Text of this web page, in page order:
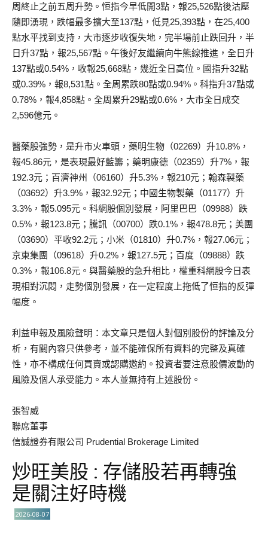
周終止之前五周升勢。恒指今早低開3點，報25,526點後沽壓
隨即湧現，跌幅最多擴大至137點，低見25,393點，在25,400
點水平找到支持，大市逐步收復失地，完半場前止跌回升，半
日升37點，報25,567點。午後好友繼續向牛熊線推進，全日升
137點或0.54%，收報25,668點，幾近全日高位。國指升32點
或0.39%，報8,531點。全周累跌80點或0.94%。科指升37點或
0.78%，報4,858點。全周累升29點或0.6%，大市全日成交
2,596億元。
醫藥股強勢，是升市火車頭，藥明生物（02269）升10.8%，
報45.86元，是表現最好藍籌；藥明康德（02359）升7%，報
192.3元；百濟神州（06160）升5.3%，報210元；翰森製藥
（03692）升3.9%，報32.92元；中國生物製藥（01177）升
3.3%，報5.095元。科網股個別發展，阿里巴巴（09988）跌
0.5%，報123.8元；騰訊（00700）跌0.1%，報478.8元；美團
（03690）平收92.2元；小米（01810）升0.7%，報27.06元；
京東集團（09618）升0.2%，報127.5元；百度（09888）跌
0.3%，報106.8元。與醫藥股的急升相比，權重科網股今日表
現相對沉悶，走勢個別發展，在一定程度上拖低了恒指的反彈
幅度。
利益申報及風險聲明：本文章只是個人對個別股份的評論及分
析，有關內容只供參考，並不能確保所有資料的完整及真確
性，亦不構成任何買賣或認購邀約。投資者要注意股價波動的
風險及個人承受能力。本人並無持有上述股份。
張智威
聯席董事
信誠證券有限公司 Prudential Brokerage Limited
炒旺美股 : 存儲股若再轉強
是關注好時機
2026-08-07